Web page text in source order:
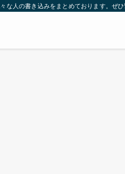
な人の書き込みをまとめております。ぜ